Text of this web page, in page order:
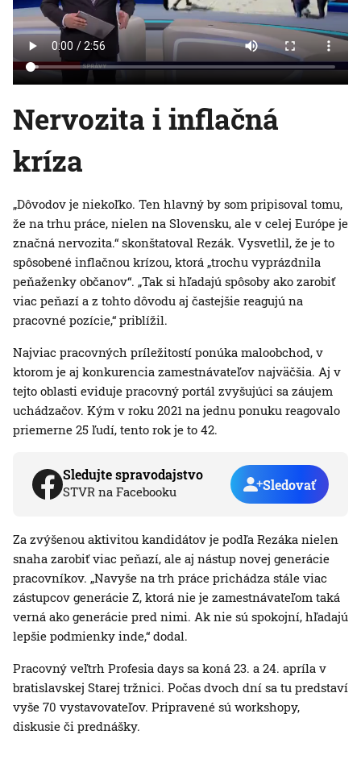
Nervozita i inflačná
kríza
„Dôvodov je niekoľko. Ten hlavný by som pripisoval tomu,
že na trhu práce, nielen na Slovensku, ale v celej Európe je
značná nervozita.“ skonštatoval Rezák. Vysvetlil, že je to
spôsobené inflačnou krízou, ktorá „trochu vyprázdnila
peňaženky občanov“. „Tak si hľadajú spôsoby ako zarobiť
viac peňazí a z tohto dôvodu aj častejšie reagujú na
pracovné pozície,“ priblížil.
Najviac pracovných príležitostí ponúka maloobchod, v
ktorom je aj konkurencia zamestnávateľov najväčšia. Aj v
tejto oblasti eviduje pracovný portál zvyšujúci sa záujem
uchádzačov. Kým v roku 2021 na jednu ponuku reagovalo
priemerne 25 ľudí, tento rok je to 42.
Sledujte spravodajstvo
STVR na Facebooku Sledovať
Za zvýšenou aktivitou kandidátov je podľa Rezáka nielen
snaha zarobiť viac peňazí, ale aj nástup novej generácie
pracovníkov. „Navyše na trh práce prichádza stále viac
zástupcov generácie Z, ktorá nie je zamestnávateľom taká
verná ako generácie pred nimi. Ak nie sú spokojní, hľadajú
lepšie podmienky inde,“ dodal.
Pracovný veľtrh Profesia days sa koná 23. a 24. apríla v
bratislavskej Starej tržnici. Počas dvoch dní sa tu predstaví
vyše 70 vystavovateľov. Pripravené sú workshopy,
diskusie či prednášky.